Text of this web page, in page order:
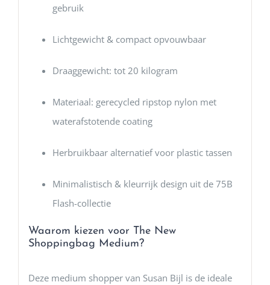
gebruik
Lichtgewicht & compact opvouwbaar
Draaggewicht: tot 20 kilogram
Materiaal: gerecycled ripstop nylon met
waterafstotende coating
Herbruikbaar alternatief voor plastic tassen
Minimalistisch & kleurrijk design uit de 75B
Flash-collectie
Waarom kiezen voor The New
Shoppingbag Medium?
Deze medium shopper van Susan Bijl is de ideale